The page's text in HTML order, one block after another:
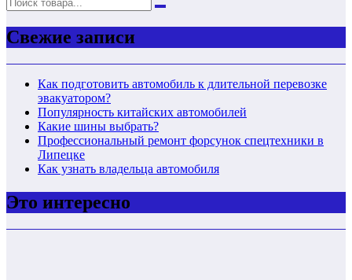
Свежие записи
Как подготовить автомобиль к длительной перевозке
эвакуатором?
Популярность китайских автомобилей
Какие шины выбрать?
Профессиональный ремонт форсунок спецтехники в
Липецке
Как узнать владельца автомобиля
Это интересно